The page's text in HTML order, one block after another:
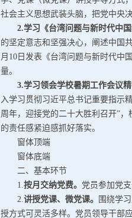
社会主义思想武装头脑，把党中央
2.学习《台湾问题与新时代中国
的坚定意志和坚强决心，阐述中国
月10日发表《台湾问题与新时代中
量。
3.学习领会学校暑期工作会议精
入学习贯彻习近平总书记重要指示
周年，迎接党的二十大胜利召开”
的责任感紧迫感抓好落实。
窗体顶端
窗体底端
二、基本环节
1.按月交纳党费。 党员参加党
2.讲授党课、微党课。
围绕学
授方式可灵活多样。党员领导干部